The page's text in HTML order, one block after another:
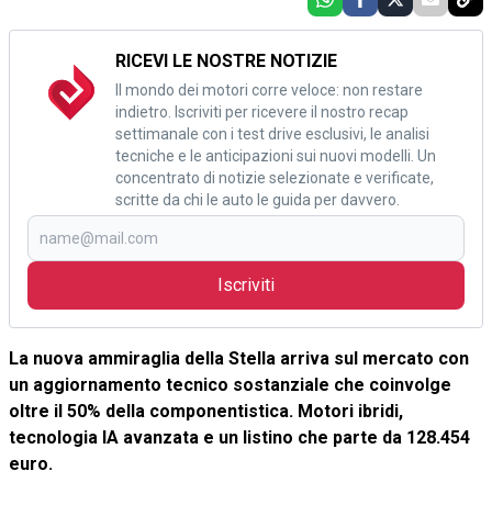
RICEVI LE NOSTRE NOTIZIE
Il mondo dei motori corre veloce: non restare
indietro. Iscriviti per ricevere il nostro recap
settimanale con i test drive esclusivi, le analisi
tecniche e le anticipazioni sui nuovi modelli. Un
concentrato di notizie selezionate e verificate,
scritte da chi le auto le guida per davvero.
Iscriviti
La nuova ammiraglia della Stella arriva sul mercato con
un aggiornamento tecnico sostanziale che coinvolge
oltre il 50% della componentistica. Motori ibridi,
tecnologia IA avanzata e un listino che parte da 128.454
euro.